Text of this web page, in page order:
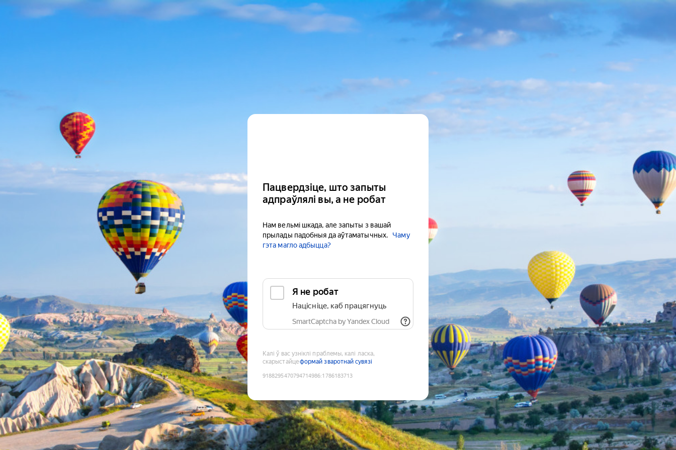
Пацвердзіце, што запыты
адпраўлялі вы, а не робат
Нам вельмі шкада, але запыты з вашай
прылады падобныя да аўтаматычных.
Чаму
гэта магло адбыцца?
Я не робат
Націсніце, каб працягнуць
SmartCaptcha by Yandex Cloud
Калі ў вас узніклі праблемы, калі ласка,
скарыстайцеформай зваротнай сувязі
9188295470794714986:1786183713